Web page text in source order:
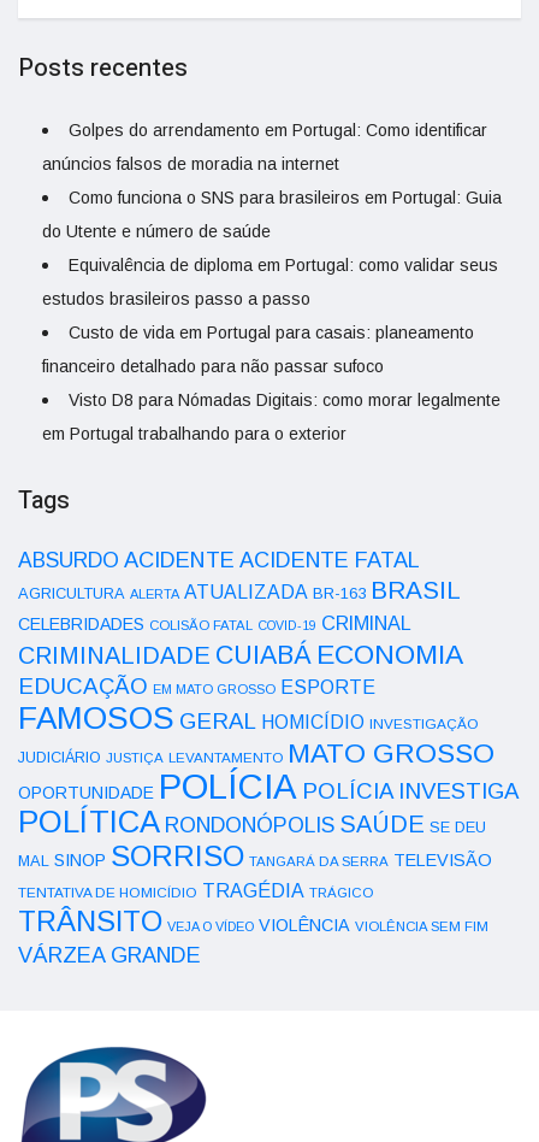
Posts recentes
Golpes do arrendamento em Portugal: Como identificar
anúncios falsos de moradia na internet
Como funciona o SNS para brasileiros em Portugal: Guia
do Utente e número de saúde
Equivalência de diploma em Portugal: como validar seus
estudos brasileiros passo a passo
Custo de vida em Portugal para casais: planeamento
financeiro detalhado para não passar sufoco
Visto D8 para Nómadas Digitais: como morar legalmente
em Portugal trabalhando para o exterior
Tags
ABSURDO ACIDENTE ACIDENTE FATAL
AGRICULTURA ALERTA ATUALIZADA BR-163 BRASIL
CELEBRIDADES COLISÃO FATAL COVID-19 CRIMINAL
CRIMINALIDADE CUIABÁ ECONOMIA
EDUCAÇÃO EM MATO GROSSO ESPORTE
FAMOSOS GERAL HOMICÍDIO INVESTIGAÇÃO
JUDICIÁRIO JUSTIÇA LEVANTAMENTO MATO GROSSO
OPORTUNIDADE POLÍCIA POLÍCIA INVESTIGA
POLÍTICA RONDONÓPOLIS SAÚDE SE DEU
MAL SINOP SORRISO TANGARÁ DA SERRA TELEVISÃO
TENTATIVA DE HOMICÍDIO TRAGÉDIA TRÁGICO
TRÂNSITO VEJA O VÍDEO VIOLÊNCIA VIOLÊNCIA SEM FIM
VÁRZEA GRANDE